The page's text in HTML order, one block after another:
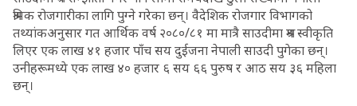
श्रमिक रोजगारीका लागि पुग्ने गरेका छन्। वैदेशिक रोजगार विभागको
तथ्यांकअनुसार गत आर्थिक वर्ष २०८०/८१ मा मात्रै साउदीमा श्रम स्वीकृति
लिएर एक लाख ४१ हजार पाँच सय दुईजना नेपाली साउदी पुगेका छन्।
उनीहरूमध्ये एक लाख ४० हजार ६ सय ६६ पुरुष र आठ सय ३६ महिला
छन्।